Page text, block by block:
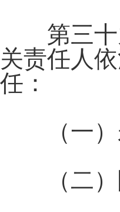
第三十
关责任人
任：
（一）
（二）